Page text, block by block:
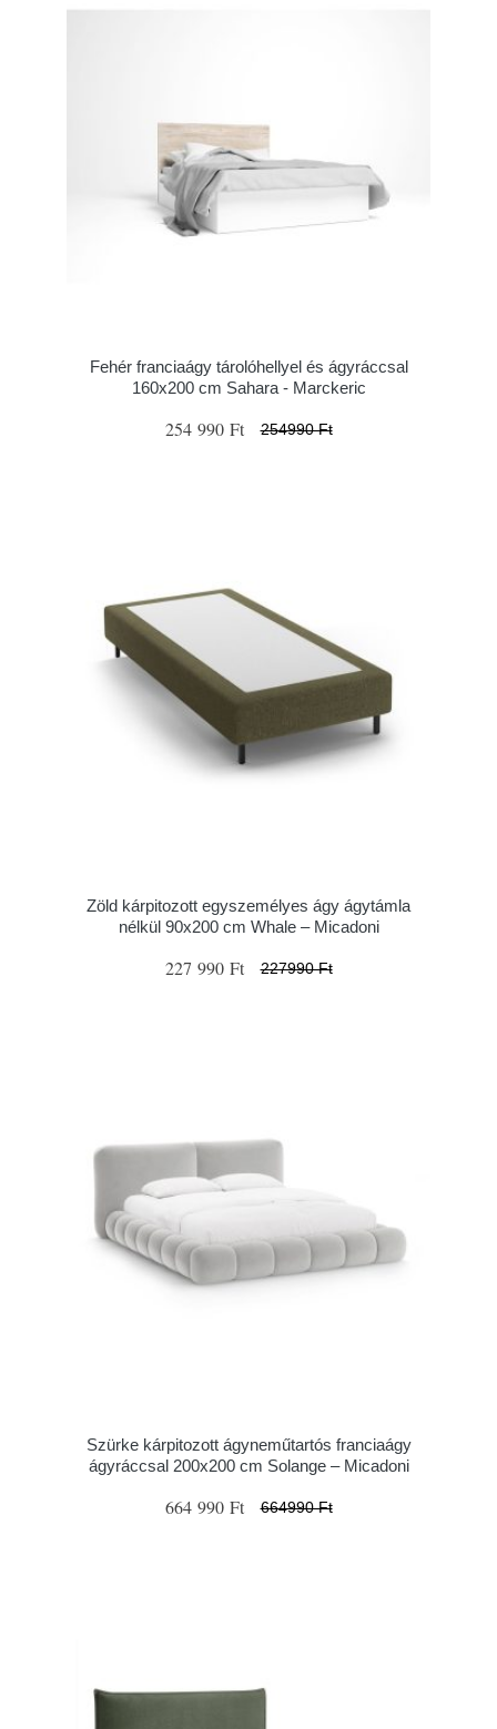
Fehér franciaágy tárolóhellyel és ágyráccsal
160x200 cm Sahara - Marckeric
254 990 Ft 254990 Ft
Zöld kárpitozott egyszemélyes ágy ágytámla
nélkül 90x200 cm Whale – Micadoni
227 990 Ft 227990 Ft
Szürke kárpitozott ágyneműtartós franciaágy
ágyráccsal 200x200 cm Solange – Micadoni
664 990 Ft 664990 Ft